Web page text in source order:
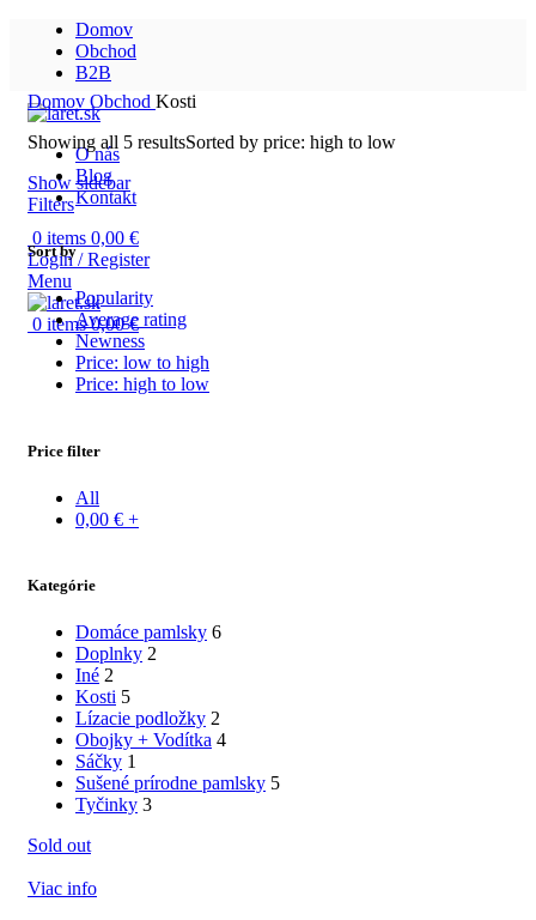
Domov
Obchod
B2B
O nás
Blog
Kontakt
0 items 0,00 €
Login / Register
Menu
0 items 0,00€
Domov Obchod Kosti
Showing all 5 resultsSorted by price: high to low
Show sidebar
Filters
Sort by
Popularity
Average rating
Newness
Price: low to high
Price: high to low
Price filter
All
0,00 € +
Kategórie
Domáce pamlsky 6
Doplnky 2
Iné 2
Kosti 5
Lízacie podložky 2
Obojky + Vodítka 4
Sáčky 1
Sušené prírodne pamlsky 5
Tyčinky 3
Sold out
Viac info